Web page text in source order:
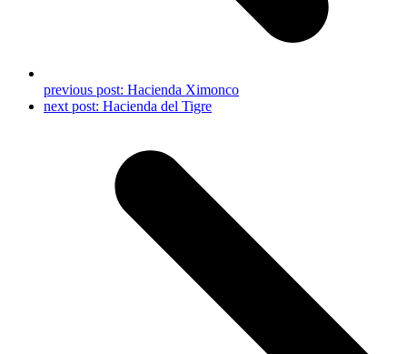
previous post: Hacienda Ximonco
next post: Hacienda del Tigre